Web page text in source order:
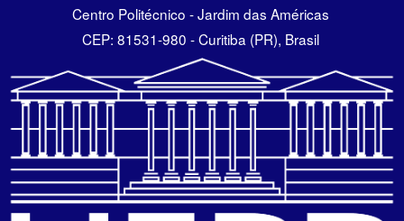
Centro Politécnico - Jardim das Américas
CEP: 81531-980 - Curitiba (PR), Brasil